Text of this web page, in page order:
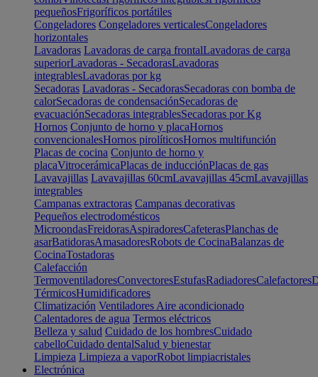
pequeñosFrigoríficos portátiles
Congeladores Congeladores verticalesCongeladores
horizontales
Lavadoras Lavadoras de carga frontalLavadoras de carga
superiorLavadoras - SecadorasLavadoras
integrablesLavadoras por kg
Secadoras Lavadoras - SecadorasSecadoras con bomba de
calorSecadoras de condensaciónSecadoras de
evacuaciónSecadoras integrablesSecadoras por Kg
Hornos Conjunto de horno y placaHornos
convencionalesHornos pirolíticosHornos multifunción
Placas de cocina Conjunto de horno y
placaVitrocerámicaPlacas de inducciónPlacas de gas
Lavavajillas Lavavajillas 60cmLavavajillas 45cmLavavajillas
integrables
Campanas extractoras Campanas decorativas
Pequeños electrodomésticos
MicroondasFreidorasAspiradoresCafeterasPlanchas de
asarBatidorasAmasadoresRobots de CocinaBalanzas de
CocinaTostadoras
Calefacción
TermoventiladoresConvectoresEstufasRadiadoresCalefactores
TérmicosHumidificadores
Climatización Ventiladores Aire acondicionado
Calentadores de agua Termos eléctricos
Belleza y salud Cuidado de los hombresCuidado
cabelloCuidado dentalSalud y bienestar
Limpieza Limpieza a vaporRobot limpiacristales
Electrónica